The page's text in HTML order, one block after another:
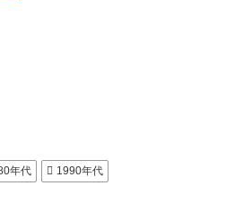
年代 1990年代